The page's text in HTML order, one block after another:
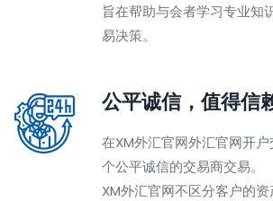
旨在帮助与会者学习专业知
易决策。
公平诚信，值得信
在XM外汇官网外汇官网开
个公平诚信的交易商交易。
XM外汇官网不区分客户的